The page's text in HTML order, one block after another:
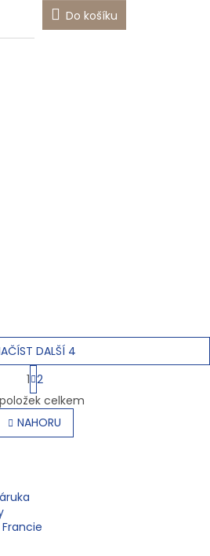
Do košíku
O
v
l
á
r
DALŠÍ 4
S
t
r
á
n
k
1 2
celkem
NAHORU